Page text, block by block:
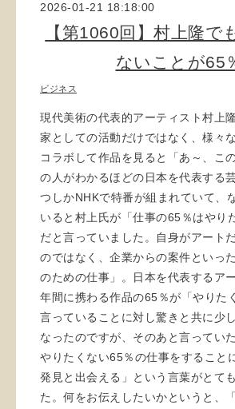
2026-01-21 18:18:00
【第1060回】村上隆で
ないことが65
ビジネス
現代美術の代表的アーティスト村上
家としての活動だけではなく、様々
コラボして作品を見ると「あ～、こ
の人がわかるほどの日本を代表する
つしかNHKで特番が組まれていて、
いると村上氏が「仕事の65％はやり
だと言っていました。自身がアート
のではなく、企業からの案件といっ
のための仕事」。日本を代表するア
年間に携わる作品の65％が「やりた
言っていることに対し驚きと共に少
なったのですが、そのあと言ってい
やりたくない65％の仕事をすること
発見と出会える」という言葉がとて
た。何をお伝えしたいかというと、